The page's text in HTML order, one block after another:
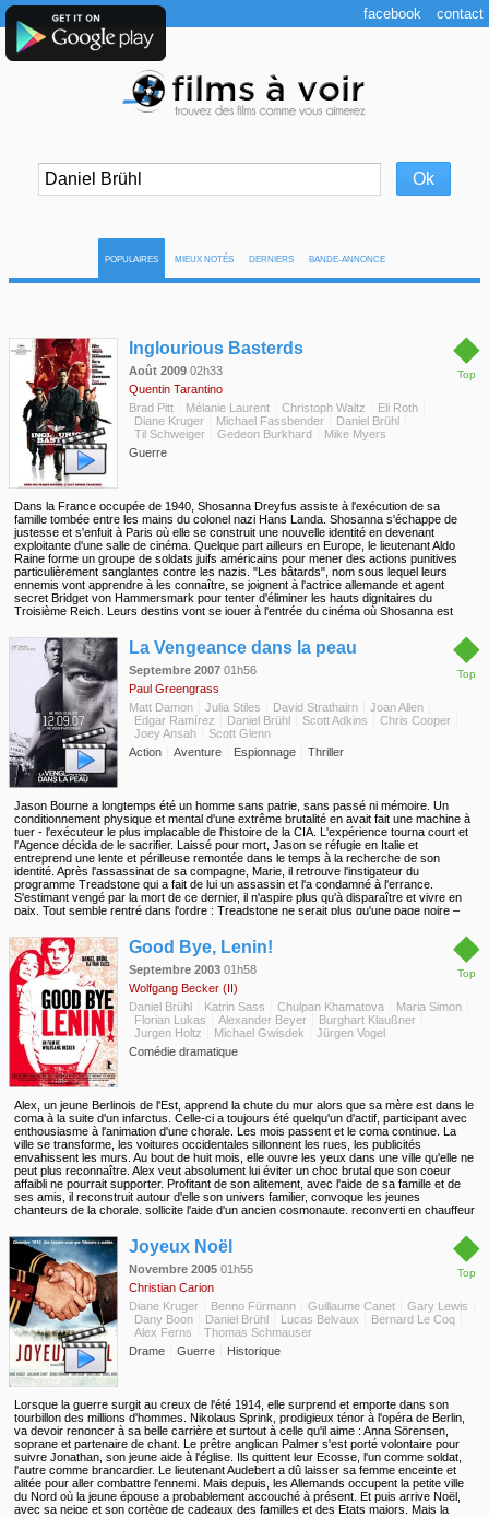
POPULAIRES MIEUX NOTÉS DERNIERS BANDE-ANNONCE
◆
Top
Inglourious Basterds
Août 2009 02h33
Quentin Tarantino
Brad Pitt
Mélanie Laurent Christoph Waltz
Eli Roth
Diane Kruger
Michael Fassbender
Daniel Brühl
Til Schweiger
Gedeon Burkhard
Mike Myers
Guerre
Dans la France occupée de 1940, Shosanna Dreyfus assiste à l'exécution de sa
famille tombée entre les mains du colonel nazi Hans Landa. Shosanna s'échappe de
justesse et s'enfuit à Paris où elle se construit une nouvelle identité en devenant
exploitante d'une salle de cinéma. Quelque part ailleurs en Europe, le lieutenant Aldo
Raine forme un groupe de soldats juifs américains pour mener des actions punitives
particulièrement sanglantes contre les nazis. "Les bâtards", nom sous lequel leurs
ennemis vont apprendre à les connaître, se joignent à l'actrice allemande et agent
secret Bridget von Hammersmark pour tenter d'éliminer les hauts dignitaires du
Troisième Reich. Leurs destins vont se jouer à l'entrée du cinéma où Shosanna est
◆
Top
La Vengeance dans la peau
Septembre 2007 01h56
Paul Greengrass
Matt Damon
Julia Stiles David Strathairn
Joan Allen
Edgar Ramírez
Daniel Brühl Scott Adkins
Chris Cooper
Joey Ansah
Scott Glenn
Action
Aventure Espionnage Thriller
Jason Bourne a longtemps été un homme sans patrie, sans passé ni mémoire. Un
conditionnement physique et mental d'une extrême brutalité en avait fait une machine à
tuer - l'exécuteur le plus implacable de l'histoire de la CIA. L'expérience tourna court et
l'Agence décida de le sacrifier. Laissé pour mort, Jason se réfugie en Italie et
entreprend une lente et périlleuse remontée dans le temps à la recherche de son
identité. Après l'assassinat de sa compagne, Marie, il retrouve l'instigateur du
programme Treadstone qui a fait de lui un assassin et l'a condamné à l'errance.
S'estimant vengé par la mort de ce dernier, il n'aspire plus qu'à disparaître et vivre en
paix. Tout semble rentré dans l'ordre : Treadstone ne serait plus qu'une page noire –
grand secret un second programme encore plus sophistiqué : Blackbriar, visant à
fabriquer une nouvelle génération de tueurs supérieurement entraînés. Jason est, pour
le directeur des opérations spéciales, une menace et une tache à effacer au plus vite.
Ordre est donné de le supprimer. La traque recommence, de Moscou à Paris, de
Madrid à Londres et Tanger...
◆
Top
Good Bye, Lenin!
Septembre 2003 01h58
Wolfgang Becker (II)
Daniel Brühl
Katrin Sass Chulpan Khamatova
Maria Simon
Florian Lukas
Alexander Beyer
Burghart Klaußner
Jurgen Holtz
Michael Gwisdek
Jürgen Vogel
Comédie dramatique
Alex, un jeune Berlinois de l'Est, apprend la chute du mur alors que sa mère est dans le
coma à la suite d'un infarctus. Celle-ci a toujours été quelqu'un d'actif, participant avec
enthousiasme à l'animation d'une chorale. Les mois passent et le coma continue. La
ville se transforme, les voitures occidentales sillonnent les rues, les publicités
envahissent les murs. Au bout de huit mois, elle ouvre les yeux dans une ville qu'elle ne
peut plus reconnaître. Alex veut absolument lui éviter un choc brutal que son coeur
affaibli ne pourrait supporter. Profitant de son alitement, avec l'aide de sa famille et de
ses amis, il reconstruit autour d'elle son univers familier, convoque les jeunes
chanteurs de la chorale, sollicite l'aide d'un ancien cosmonaute, reconverti en chauffeur
normes socialistes.
◆
Top
Joyeux Noël
Novembre 2005 01h55
Christian Carion
Diane Kruger
Benno Fürmann Guillaume Canet
Gary Lewis
Dany Boon
Daniel Brühl Lucas Belvaux
Bernard Le Coq
Alex Ferns
Thomas Schmauser
Drame
Guerre Historique
Lorsque la guerre surgit au creux de l'été 1914, elle surprend et emporte dans son
tourbillon des millions d'hommes. Nikolaus Sprink, prodigieux ténor à l'opéra de Berlin,
va devoir renoncer à sa belle carrière et surtout à celle qu'il aime : Anna Sörensen,
soprane et partenaire de chant. Le prêtre anglican Palmer s'est porté volontaire pour
suivre Jonathan, son jeune aide à l'église. Ils quittent leur Ecosse, l'un comme soldat,
l'autre comme brancardier. Le lieutenant Audebert a dû laisser sa femme enceinte et
alitée pour aller combattre l'ennemi. Mais depuis, les Allemands occupent la petite ville
du Nord où la jeune épouse a probablement accouché à présent. Et puis arrive Noël,
avec sa neige et son cortège de cadeaux des familles et des Etats majors. Mais la
facebook contact